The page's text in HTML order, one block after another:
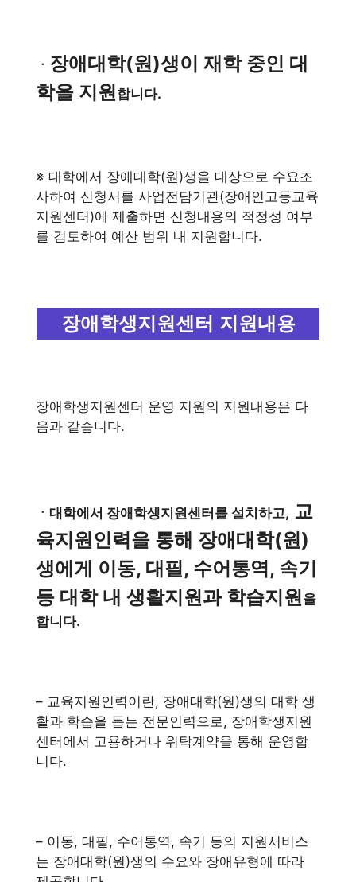
ㆍ 장애대학(원)생이 재학 중인 대
학을 지원합니다.
※ 대학에서 장애대학(원)생을 대상으로 수요조
사하여 신청서를 사업전담기관(장애인고등교육
지원센터)에 제출하면 신청내용의 적정성 여부
를 검토하여 예산 범위 내 지원합니다.
장애학생지원센터 지원내용
장애학생지원센터 운영 지원의 지원내용은 다
음과 같습니다.
ㆍ대학에서 장애학생지원센터를 설치하고, 교
육지원인력을 통해 장애대학(원)
생에게 이동, 대필, 수어통역, 속기
등 대학 내 생활지원과 학습지원을
합니다.
– 교육지원인력이란, 장애대학(원)생의 대학 생
활과 학습을 돕는 전문인력으로, 장애학생지원
센터에서 고용하거나 위탁계약을 통해 운영합
니다.
– 이동, 대필, 수어통역, 속기 등의 지원서비스
는 장애대학(원)생의 수요와 장애유형에 따라